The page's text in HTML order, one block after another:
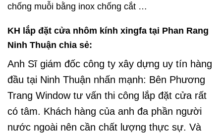
chống muỗi bằng inox chống cắt …
KH lắp đặt cửa nhôm kính xingfa tại Phan Rang
Ninh Thuận chia sẻ:
Anh Sĩ giám đốc công ty xây dựng uy tín hàng
đầu tại Ninh Thuận nhấn mạnh: Bên Phương
Trang Window tư vấn thi công lắp đặt cửa rất
có tâm. Khách hàng của anh đa phần người
nước ngoài nên cần chất lượng thực sự. Và